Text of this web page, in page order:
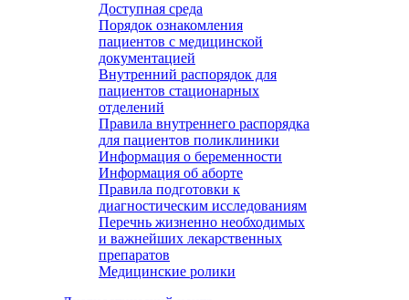
Доступная среда
Порядок ознакомления
пациентов с медицинской
документацией
Внутренний распорядок для
пациентов стационарных
отделений
Правила внутреннего распорядка
для пациентов поликлиники
Информация о беременности
Информация об аборте
Правила подготовки к
диагностическим исследованиям
Перечнь жизненно необходимых
и важнейших лекарственных
препаратов
Медицинские ролики